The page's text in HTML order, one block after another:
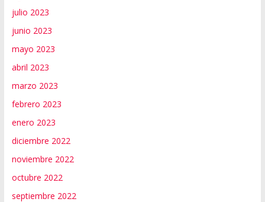
julio 2023
junio 2023
mayo 2023
abril 2023
marzo 2023
febrero 2023
enero 2023
diciembre 2022
noviembre 2022
octubre 2022
septiembre 2022